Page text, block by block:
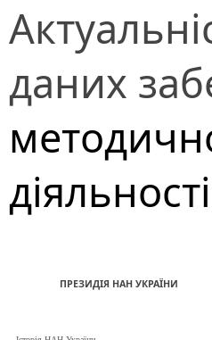
даних
ПРЕЗИДІЯ НАН УКРАЇНИ